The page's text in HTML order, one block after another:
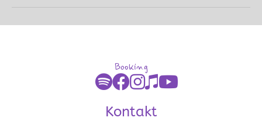
Kontakt
Booking